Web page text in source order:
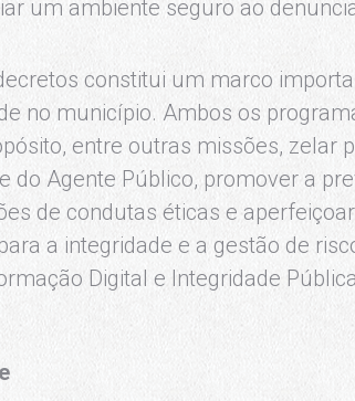
um ambiente seguro ao
constitui um marco
no município. Ambos os
entre outras missões, zelar
do Agente Público, promover a
de condutas éticas e
a integridade e a gestão de
Digital e Integridade